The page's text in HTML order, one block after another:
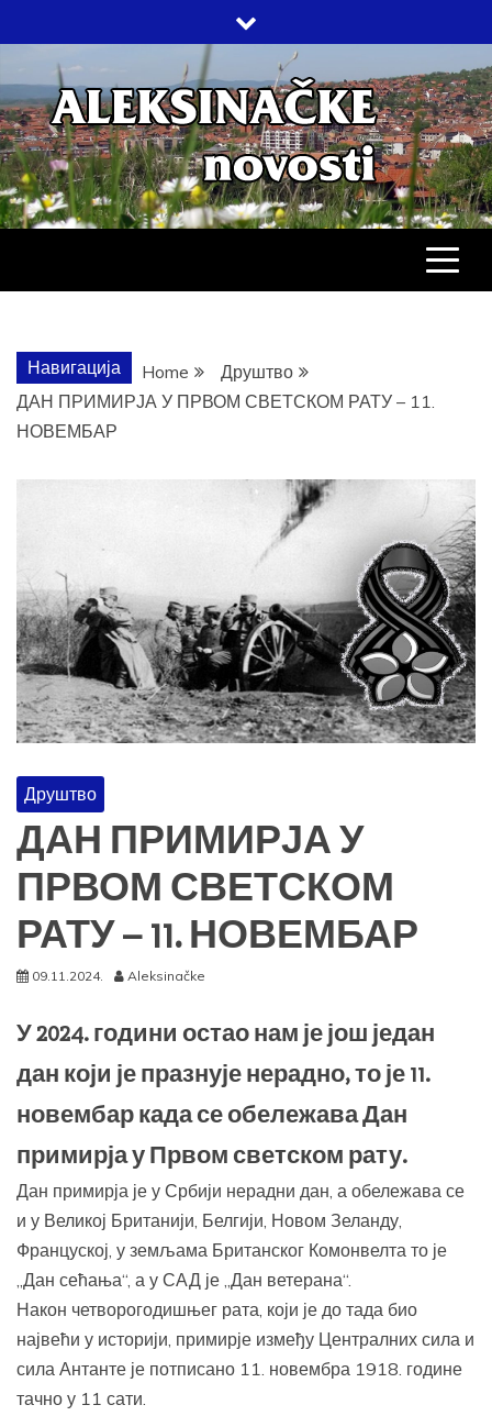
to
content
НОВОСТИ
ДРУШТВО, КУЛТУРА, ЕКОНОМИЈА,
СПОРТ, ПОСЛОВНИ ИМЕНИК,
Навигација Home
Друштво
ДАН ПРИМИРЈА У ПРВОМ СВЕТСКОМ РАТУ – 11.
НОВЕМБАР
Друштво
ДАН ПРИМИРЈА У
ПРВОМ СВЕТСКОМ
РАТУ – 11. НОВЕМБАР
09.11.2024. Aleksinačke
У 2024. години остао нам је још један
дан који је празнује нерадно, то је 11.
новембар када се обележава Дан
примирја у Првом светском рату.
Дан примирја је у Србији нерадни дан, а обележава се
и у Великој Британији, Белгији, Новом Зеланду,
Француској, у земљама Британског Комонвелта то је
„Дан сећања“, а у САД је „Дан ветерана“.
Након четворогодишњег рата, који је до тада био
највећи у историји, примирје између Централних сила и
сила Антанте је потписано 11. новембра 1918. године
тачно у 11 сати.